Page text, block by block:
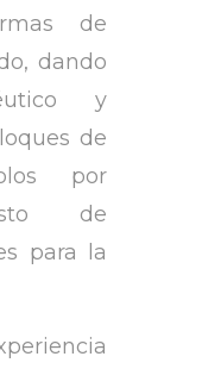
de
dando
y
de
por
de
para la